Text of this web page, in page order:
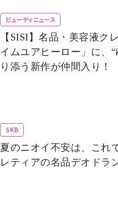
ビューティニュース
【SISI】名品・美容液ク
イムユアヒーロー」に、
り添う新作が仲間入り！
SKB
夏のニオイ不安は、これ
レティアの名品デオドラ